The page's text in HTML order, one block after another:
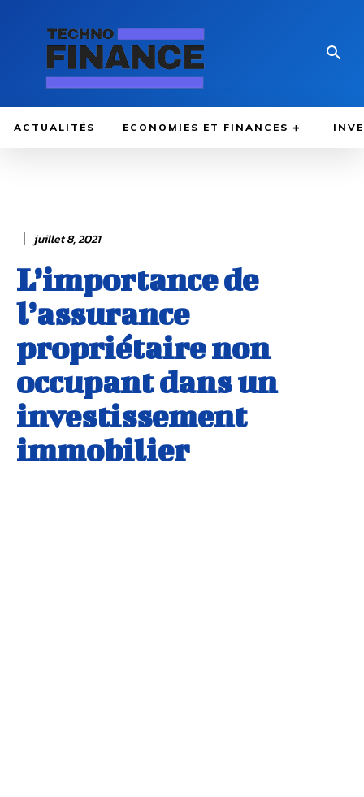
ACTUALITÉS ECONOMIES ET FINANCES
juillet 8, 2021
L’importance de
l’assurance
propriétaire non
occupant dans un
investissement
immobilier